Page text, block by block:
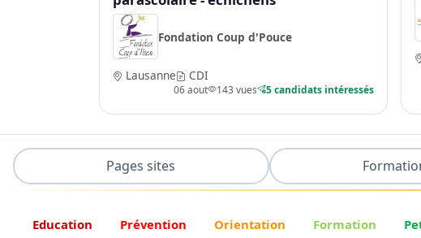
Fondation Coup d'Pouce
Lausanne CDI
06 aout 143 vues 5 candidats intéressés
Pages sites
Education Prévention Orientation Formation